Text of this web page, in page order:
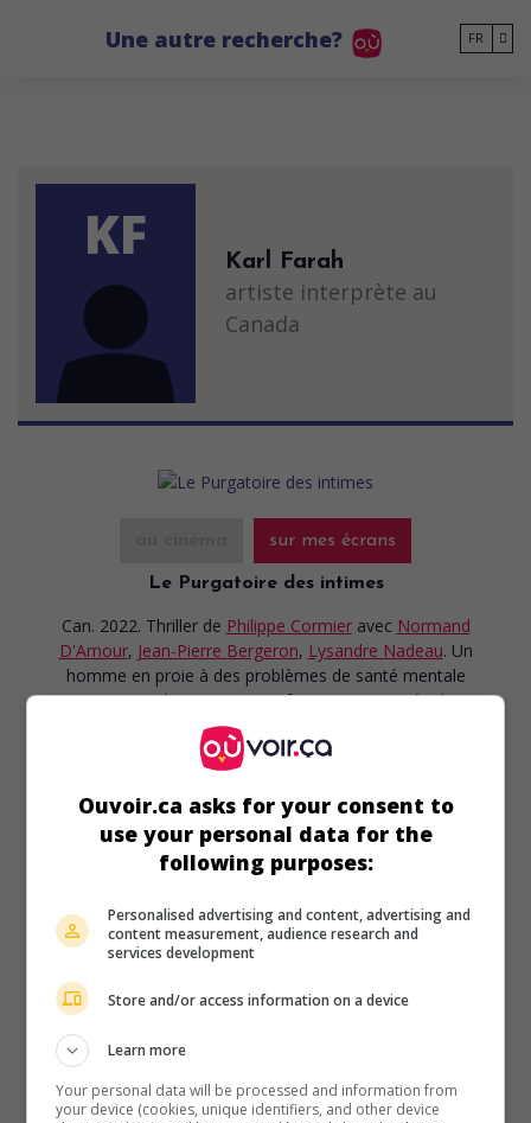
Une autre recherche? FR
KF Karl Farah
artiste interprète au
Canada
sur mes écrans
Le Purgatoire des intimes
Can. 2022. Thriller de Philippe Cormier avec Normand
D'Amour, Jean-Pierre Bergeron, Lysandre Nadeau. Un
homme en proie à des problèmes de santé mentale
entretient une relation avec une femme rencontrée dans un
bar, tout en ayant des rendez-vous réguliers avec une
prostituée.
Durée:
96 min.
au cinéma sur mes écrans
Samian
Véronique Beaudet
neurochirurgien retourne sur la réserve autochtone où il a
Ouvoir.ca asks for your consent to
use your personal data for the
following purposes:
Personalised advertising and content, advertising and
content measurement, audience research and
services development
Store and/or access information on a device
Learn more
Your personal data will be processed and information from
your device (cookies, unique identifiers, and other device